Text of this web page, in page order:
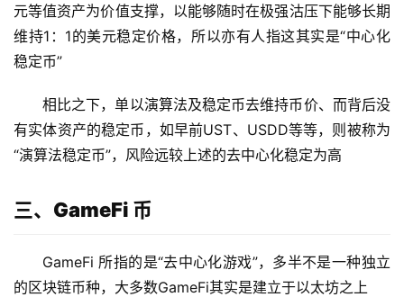
元等值资产为价值支撑，以能够随时在极强沽压下能够长期
维持1：1的美元稳定价格，所以亦有人指这其实是“中心化
稳定币”
相比之下，单以演算法及稳定币去维持币价、而背后没
有实体资产的稳定币，如早前UST、USDD等等，则被称为
“演算法稳定币”，风险远较上述的去中心化稳定为高
三、GameFi 币
GameFi 所指的是“去中心化游戏”，多半不是一种独立
的区块链币种，大多数GameFi其实是建立于以太坊之上